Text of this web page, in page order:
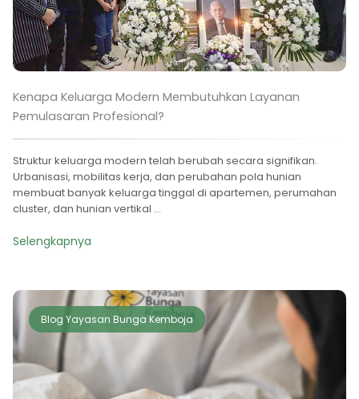
Kenapa Keluarga Modern Membutuhkan Layanan
Pemulasaran Profesional?
Struktur keluarga modern telah berubah secara signifikan.
Urbanisasi, mobilitas kerja, dan perubahan pola hunian
membuat banyak keluarga tinggal di apartemen, perumahan
cluster, dan hunian vertikal ...
Selengkapnya
Blog Yayasan Bunga Kemboja